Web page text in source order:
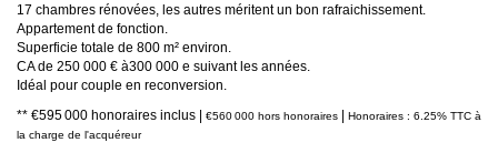
17 chambres rénovées, les autres méritent un bon rafraichissement.
Appartement de fonction.
Superficie totale de 800 m² environ.
CA de 250 000 € à300 000 e suivant les années.
Idéal pour couple en reconversion.
** €595 000 honoraires inclus | €560 000 hors honoraires | Honoraires : 6.25% TTC à
la charge de l'acquéreur